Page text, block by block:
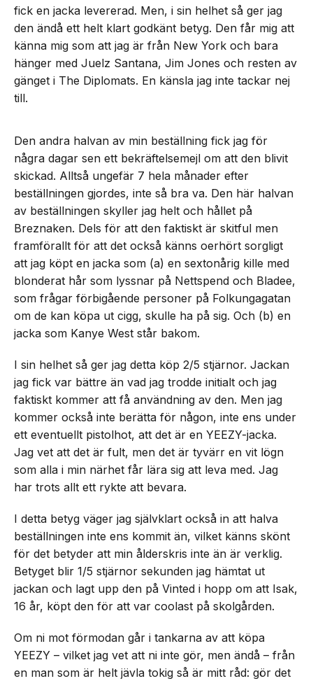
fick en jacka levererad. Men, i sin helhet så ger jag
den ändå ett helt klart godkänt betyg. Den får mig att
känna mig som att jag är från New York och bara
hänger med Juelz Santana, Jim Jones och resten av
gänget i The Diplomats. En känsla jag inte tackar nej
till.
Den andra halvan av min beställning fick jag för
några dagar sen ett bekräftelsemejl om att den blivit
skickad. Alltså ungefär 7 hela månader efter
beställningen gjordes, inte så bra va. Den här halvan
av beställningen skyller jag helt och hållet på
Breznaken. Dels för att den faktiskt är skitful men
framförallt för att det också känns oerhört sorgligt
att jag köpt en jacka som (a) en sextonårig kille med
blonderat hår som lyssnar på Nettspend och Bladee,
som frågar förbigående personer på Folkungagatan
om de kan köpa ut cigg, skulle ha på sig. Och (b) en
jacka som Kanye West står bakom.
I sin helhet så ger jag detta köp 2/5 stjärnor. Jackan
jag fick var bättre än vad jag trodde initialt och jag
faktiskt kommer att få användning av den. Men jag
kommer också inte berätta för någon, inte ens under
ett eventuellt pistolhot, att det är en YEEZY-jacka.
Jag vet att det är fult, men det är tyvärr en vit lögn
som alla i min närhet får lära sig att leva med. Jag
har trots allt ett rykte att bevara.
I detta betyg väger jag självklart också in att halva
beställningen inte ens kommit än, vilket känns skönt
för det betyder att min ålderskris inte än är verklig.
Betyget blir 1/5 stjärnor sekunden jag hämtat ut
jackan och lagt upp den på Vinted i hopp om att Isak,
16 år, köpt den för att var coolast på skolgården.
Om ni mot förmodan går i tankarna av att köpa
YEEZY – vilket jag vet att ni inte gör, men ändå – från
en man som är helt jävla tokig så är mitt råd: gör det